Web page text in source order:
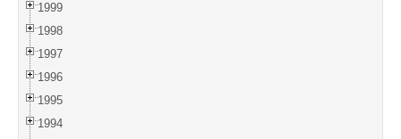
1999
1998
1997
1996
1995
1994